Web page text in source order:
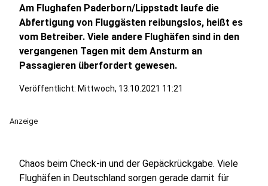
Am Flughafen Paderborn/Lippstadt laufe die
Abfertigung von Fluggästen reibungslos, heißt es
vom Betreiber. Viele andere Flughäfen sind in den
vergangenen Tagen mit dem Ansturm an
Passagieren überfordert gewesen.
Veröffentlicht: Mittwoch, 13.10.2021 11:21
Anzeige
Chaos beim Check-in und der Gepäckrückgabe. Viele
Flughäfen in Deutschland sorgen gerade damit für